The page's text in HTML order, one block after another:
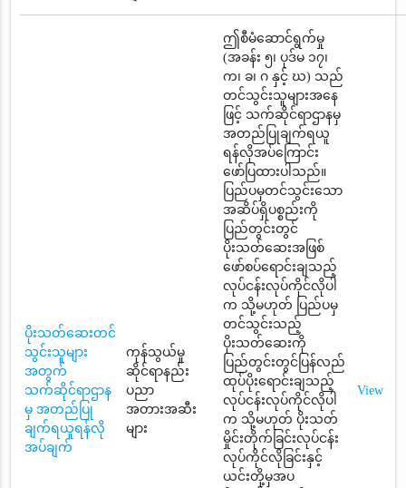
ပိုးသတ်ဆေးတင်
သွင်းသူများ
အတွက်
သက်ဆိုင်ရာဌာန
မှ အတည်ပြု
ချက်ရယူရန်လို
အပ်ချက်
ကုန်သွယ်မှု
ဆိုင်ရာနည်း
ပညာ
အတားအဆီး
များ
ဤစီမံဆောင်ရွက်မှု
(အခန်း ၅၊ ပုဒ်မ ၁၇၊
က၊ ခ၊ ဂ နှင့် ဃ) သည်
တင်သွင်းသူများအနေ
ဖြင့် သက်ဆိုင်ရာဌာနမှ
အတည်ပြုချက်ရယူ
ရန်လိုအပ်ကြောင်း
ဖော်ပြထားပါသည်။
ပြည်ပမှတင်သွင်းသော
အဆိပ်ရှိပစ္စည်းကို
ပြည်တွင်းတွင်
ပိုးသတ်ဆေးအဖြစ်
ဖော်စပ်ရောင်းချသည့်
လုပ်ငန်းလုပ်ကိုင်လိုပါ
က သို့မဟုတ် ပြည်ပမှ
တင်သွင်းသည့်
ပိုးသတ်ဆေးကို
ပြည်တွင်းတွင်ပြန်လည်
ထုပ်ပိုးရောင်းချသည့်
လုပ်ငန်းလုပ်ကိုင်လိုပါ
က သို့မဟုတ် ပိုးသတ်
မှိုင်းတိုက်ခြင်းလုပ်ငန်း
လုပ်ကိုင်လိုခြင်းနှင့်
ယင်းတို့မှအပ
View